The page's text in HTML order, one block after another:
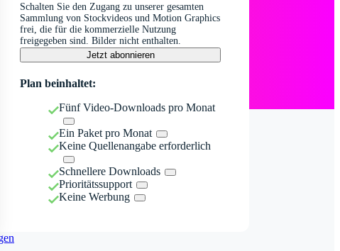
Schalten Sie den Zugang zu unserer gesamten
Sammlung von Stockvideos und Motion Graphics
frei, die für die kommerzielle Nutzung
freigegeben sind. Bilder nicht enthalten.
Jetzt abonnieren
Plan beinhaltet:
Fünf Video-Downloads pro Monat
Ein Paket pro Monat
Keine Quellenangabe erforderlich
Schnellere Downloads
Prioritätssupport
Keine Werbung